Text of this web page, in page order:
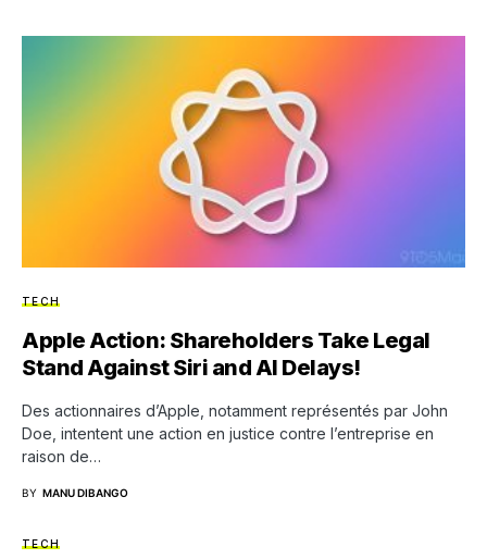
TECH
Apple Action: Shareholders Take Legal
Stand Against Siri and AI Delays!
Des actionnaires d’Apple, notamment représentés par John
Doe, intentent une action en justice contre l’entreprise en
raison de…
BY MANU DIBANGO
TECH